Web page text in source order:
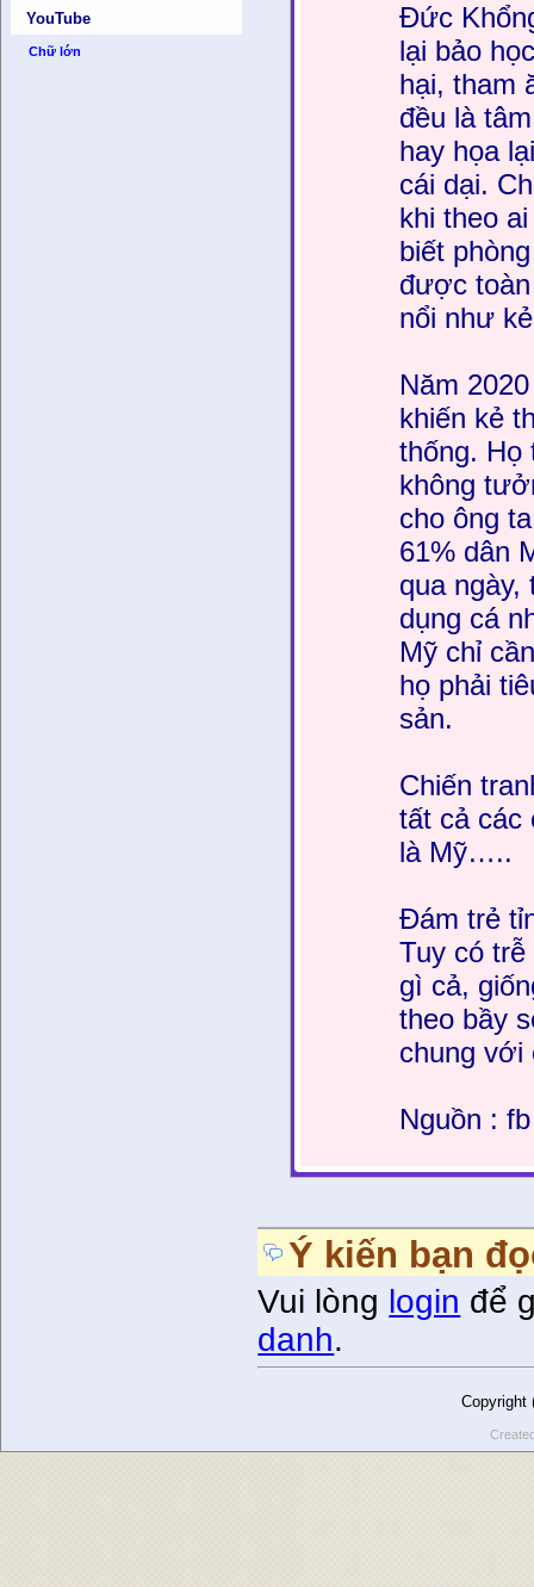
YouTube
Chữ lớn
Đức
lại bảo
hại, tham
đều là
hay họa
cái dại.
khi theo
biết
được
nổi như
Năm
khiến kẻ
thống. Họ
không
cho ông
61% dân
qua
dụng cá
Mỹ chỉ
họ phải
sản.
Chiến
tất cả các
là Mỹ…..
Đám trẻ
Tuy có
gì cả,
theo bầy
chung với
Nguồn :
Ý kiến bạn
Vui lòng login để
danh.
Copyright